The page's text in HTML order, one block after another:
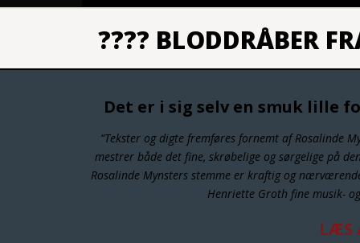
???? BLODDRÅBER
Det er i sig selv en smuk lille
“Tekster og digte fremføres fornemt af Rosalinde
mestrer både det fine, skrøbelige og sørgelige på
Rosalinde Mynsters stemme er kraftig og
Henriette Groth fine musik-
LÆS